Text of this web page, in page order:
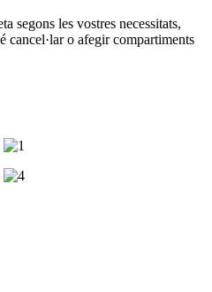
segons les vostres necessitats,
cancel·lar o afegir compartiments